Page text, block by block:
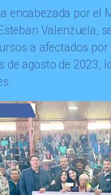
encabezada por el
Valenzuela,
a afectados por
de agosto de 2023,